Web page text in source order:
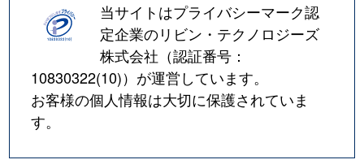
当サイトはプライバシーマーク認
定企業のリビン・テクノロジーズ
株式会社（認証番号：
10830322(10)）が運営しています。
お客様の個人情報は大切に保護されていま
す。